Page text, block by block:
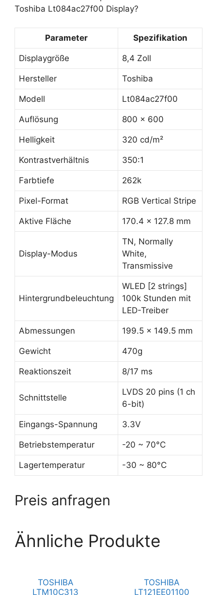
Toshiba Lt084ac27f00 Display?
Parameter Spezifikation
Displaygröße 8,4 Zoll
Hersteller Toshiba
Modell Lt084ac27f00
Auflösung 800 x 600
Helligkeit 320 cd/m²
Kontrastverhältnis 350:1
Farbtiefe 262k
Pixel-Format RGB Vertical Stripe
Aktive Fläche 170.4 x 127.8 mm
Display-Modus
TN, Normally
White,
Transmissive
Hintergrundbeleuchtung
WLED [2 strings]
100k Stunden mit
LED-Treiber
Abmessungen 199.5 x 149.5 mm
Gewicht 470g
Reaktionszeit 8/17 ms
Schnittstelle
LVDS 20 pins (1 ch
6-bit)
Eingangs-Spannung 3.3V
Betriebstemperatur -20 ~ 70°C
Lagertemperatur -30 ~ 80°C
Preis anfragen
Ähnliche Produkte
TOSHIBA
LTM10C313
TOSHIBA
LT121EE01100